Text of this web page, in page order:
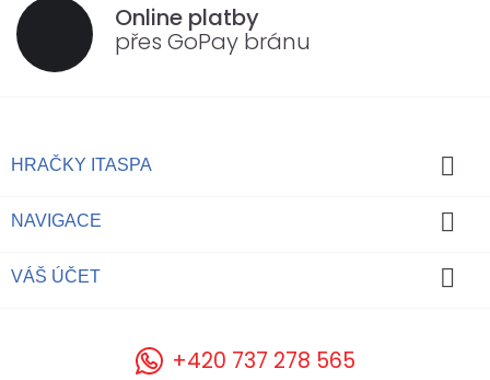
Online platby
přes GoPay bránu
HRAČKY ITASPA 
NAVIGACE 
VÁŠ ÚČET 
+420 737 278 565